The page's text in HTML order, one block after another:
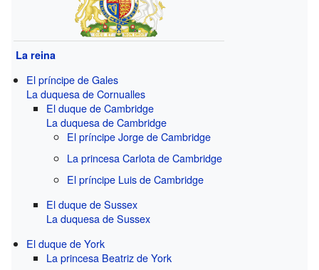
La reina
El príncipe de Gales
La duquesa de Cornualles
El duque de Cambridge
La duquesa de Cambridge
El príncipe Jorge de Cambridge
La princesa Carlota de Cambridge
El príncipe Luis de Cambridge
El duque de Sussex
La duquesa de Sussex
El duque de York
La princesa Beatriz de York